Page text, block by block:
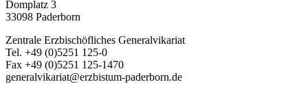
Domplatz 3
33098 Paderborn
Zentrale Erzbischöfliches Generalvikariat
Tel. +49 (0)5251 125-0
Fax +49 (0)5251 125-1470
generalvikariat@erzbistum-paderborn.de